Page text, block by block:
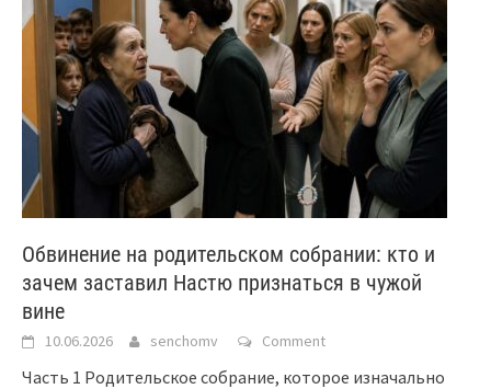
Обвинение на родительском собрании: кто и
зачем заставил Настю признаться в чужой
вине
10.06.2026 senchomv Comment
Часть 1 Родительское собрание, которое изначально